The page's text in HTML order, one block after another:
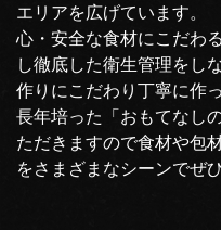
エリアを広げています。
心・安全な食材にこだわ
し徹底した衛生管理をし
作りにこだわり丁寧に作
長年培った「おもてなし
ただきますので食材や包
をさまざまなシーンでぜ